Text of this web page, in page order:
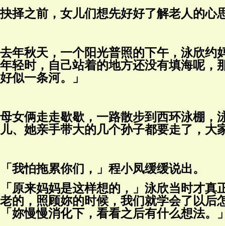
抉择之前，女儿们想先好好了解老人的心
去年秋天，一个阳光普照的下午，泳欣约
年轻时，自己站着的地方还没有填海呢，
好似一条河。」
母女俩走走歇歇，一路散步到西环泳棚，
儿、她亲手带大的几个孙子都要走了，大
「我怕拖累你们，」程小凤缓缓说出。
「原来妈妈是这样想的，」泳欣当时才
老的，照顾妳的时候，我们就学会了以后
「妳慢慢消化下，看看之后有什么想法。